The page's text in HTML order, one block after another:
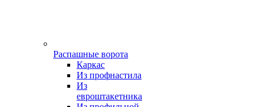
Распашные ворота
Каркас
Из профнастила
Из
евроштакетника